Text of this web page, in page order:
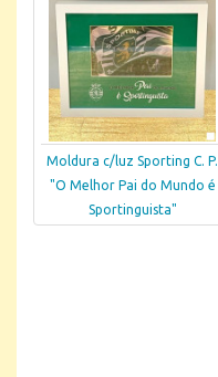
Moldura c/luz Sporting C. P.
"O Melhor Pai do Mundo é
Sportinguista"